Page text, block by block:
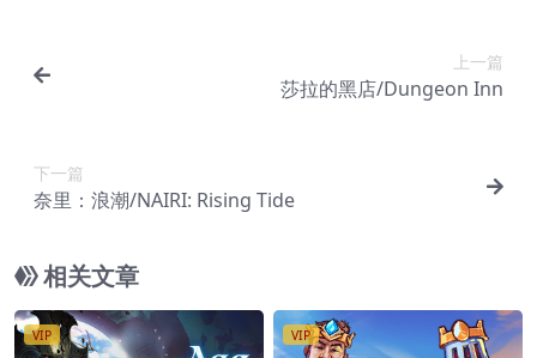
上一篇
莎拉的黑店/Dungeon Inn
下一篇
奈里：浪潮/NAIRI: Rising Tide
相关文章
VIP VIP